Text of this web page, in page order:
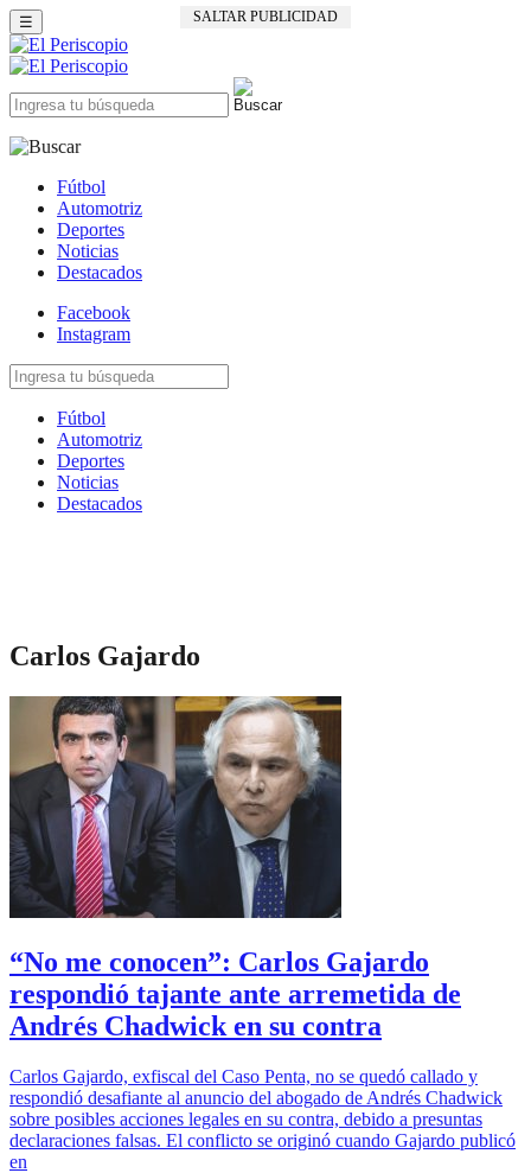
SALTAR PUBLICIDAD
☰
Fútbol
Automotriz
Deportes
Noticias
Destacados
Facebook
Instagram
Fútbol
Automotriz
Deportes
Noticias
Destacados
Carlos Gajardo
“No me conocen”: Carlos Gajardo
respondió tajante ante arremetida de
Andrés Chadwick en su contra
Carlos Gajardo, exfiscal del Caso Penta, no se quedó callado y
respondió desafiante al anuncio del abogado de Andrés Chadwick
sobre posibles acciones legales en su contra, debido a presuntas
declaraciones falsas. El conflicto se originó cuando Gajardo publicó
en